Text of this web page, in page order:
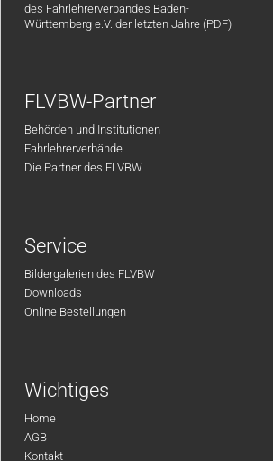
des Fahrlehrerverbandes Baden-
Württemberg e.V. der letzten Jahre (PDF)
FLVBW-Partner
Behörden und Institutionen
Fahrlehrerverbände
Die Partner des FLVBW
Service
Bildergalerien des FLVBW
Downloads
Online Bestellungen
Wichtiges
Home
AGB
Kontakt